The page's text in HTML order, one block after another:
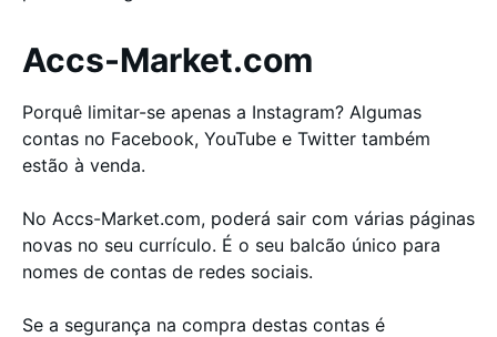
Accs-Market.com
Porquê limitar-se apenas a Instagram? Algumas
contas no Facebook, YouTube e Twitter também
estão à venda.
No Accs-Market.com, poderá sair com várias páginas
novas no seu currículo. É o seu balcão único para
nomes de contas de redes sociais.
Se a segurança na compra destas contas é